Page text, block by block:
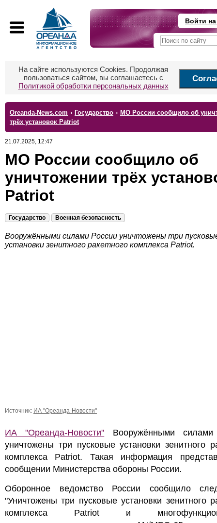
Войти
На сайте используются Cookies. Продолжая
пользоваться сайтом, вы соглашаетесь с
Политикой обработки персональных данных
Oreanda-News.com › Государство › МО России сообщило об
трёх установок Patriot
21.07.2025, 12:47
МО России сообщило об
уничтожении трёх
Patriot
Государство Военная безопасность
Вооружёнными силами России уничтожены три
установки зенитного ракетного комплекса Patriot.
Источник: ИА "Ореанда-Новости"
ИА "Ореанда-Новости" Вооружёнными силами
уничтожены три пусковые установки зенитного
комплекса Patriot. Такая информация
сообщении Министерства обороны России.
Оборонное ведомство России сообщило
"Уничтожены три пусковые установки зенитного
комплекса Patriot и